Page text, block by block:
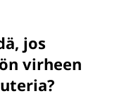
jos
virheen